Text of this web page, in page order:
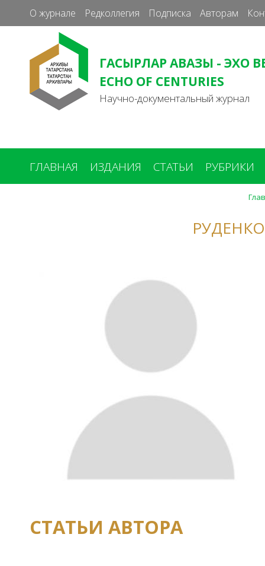
О журнале Редколлегия Подписка Авторам
ГАСЫРЛАР АВАЗЫ - ЭХО
ECHO OF CENTURIES
Научно-документальный журнал
ГЛАВНАЯ ИЗДАНИЯ СТАТЬИ РУБРИКИ
СТАТЬИ АВТОРА